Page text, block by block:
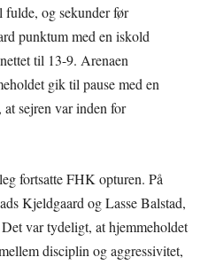
og sekunder før
punktum med en iskold
til 13-9. Arenaen
gik til pause med en
sejren var inden for
fortsatte FHK opturen. På
Kjeldgaard og Lasse Balstad,
var tydeligt, at hjemmeholdet
disciplin og aggressivitet,